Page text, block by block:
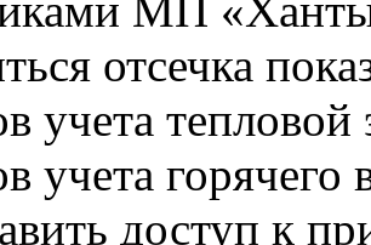
отсечка
учета
учета
доступ к